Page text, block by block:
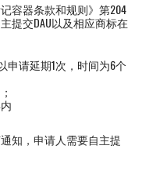
容器条款和规则》第204
提交DAU以及相应商标在
请延期1次，时间为6个
知，申请人需要自主提